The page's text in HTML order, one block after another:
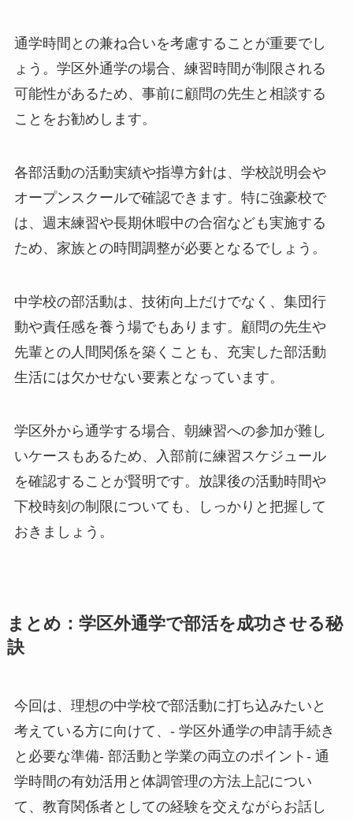
通学時間との兼ね合いを考慮することが重要でし
ょう。学区外通学の場合、練習時間が制限される
可能性があるため、事前に顧問の先生と相談する
ことをお勧めします。
各部活動の活動実績や指導方針は、学校説明会や
オープンスクールで確認できます。特に強豪校で
は、週末練習や長期休暇中の合宿なども実施する
ため、家族との時間調整が必要となるでしょう。
中学校の部活動は、技術向上だけでなく、集団行
動や責任感を養う場でもあります。顧問の先生や
先輩との人間関係を築くことも、充実した部活動
生活には欠かせない要素となっています。
学区外から通学する場合、朝練習への参加が難し
いケースもあるため、入部前に練習スケジュール
を確認することが賢明です。放課後の活動時間や
下校時刻の制限についても、しっかりと把握して
おきましょう。
まとめ：学区外通学で部活を成功させる秘
訣
今回は、理想の中学校で部活動に打ち込みたいと
考えている方に向けて、- 学区外通学の申請手続き
と必要な準備- 部活動と学業の両立のポイント- 通
学時間の有効活用と体調管理の方法上記につい
て、教育関係者としての経験を交えながらお話し